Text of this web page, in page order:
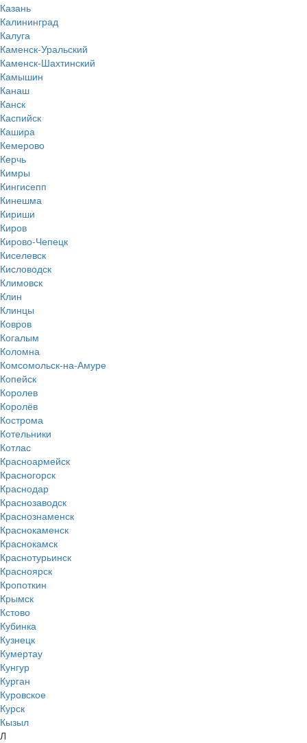
Казань
Калининград
Калуга
Каменск-Уральский
Каменск-Шахтинский
Камышин
Канаш
Канск
Каспийск
Кашира
Кемерово
Керчь
Кимры
Кингисепп
Кинешма
Кириши
Киров
Кирово-Чепецк
Киселевск
Кисловодск
Климовск
Клин
Клинцы
Ковров
Когалым
Коломна
Комсомольск-на-Амуре
Копейск
Королев
Королёв
Кострома
Котельники
Котлас
Красноармейск
Красногорск
Краснодар
Краснозаводск
Краснознаменск
Краснокаменск
Краснокамск
Краснотурьинск
Красноярск
Кропоткин
Крымск
Кстово
Кубинка
Кузнецк
Кумертау
Кунгур
Курган
Куровское
Курск
Кызыл
Л